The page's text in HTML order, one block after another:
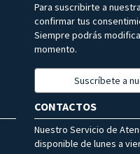
Para suscribirte a
confirmar tus
Siempre podrás
momento.
Suscríbete a
CONTACTOS
Nuestro Servicio de
disponible de lunes a